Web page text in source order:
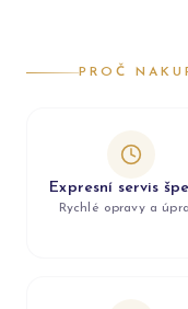
PROČ
Expresní servis
Rychlé opravy a